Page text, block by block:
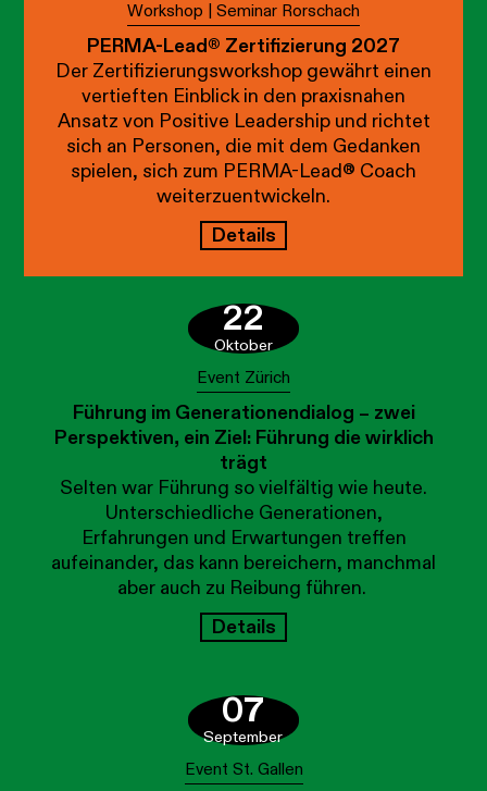
Workshop | Seminar Rorschach
PERMA-Lead® Zertifizierung 2027
Der Zertifizierungsworkshop gewährt einen
vertieften Einblick in den praxisnahen
Ansatz von Positive Leadership und richtet
sich an Personen, die mit dem Gedanken
spielen, sich zum PERMA-Lead® Coach
weiterzuentwickeln.
Details
22
Oktober
Event Zürich
Führung im Generationendialog – zwei
Perspektiven, ein Ziel: Führung die wirklich
trägt
Selten war Führung so vielfältig wie heute.
Unterschiedliche Generationen,
Erfahrungen und Erwartungen treffen
aufeinander, das kann bereichern, manchmal
aber auch zu Reibung führen.
Details
07
September
Event St. Gallen